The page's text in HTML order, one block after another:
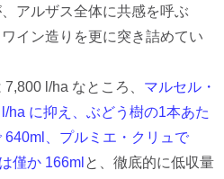
アルザス全体に共感を呼ぶ
イン造りを更に突き詰めてい
l/ha なところ、 マルセル・
ha に抑え、ぶどう樹の1本あた
640ml、プルミエ・クリュで
僅か 166ml と、徹底的に低収量